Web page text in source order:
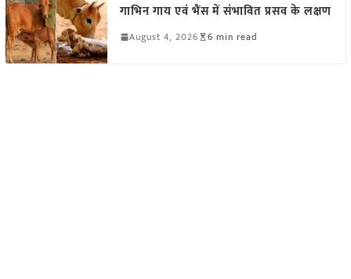
गाभिन गाय एवं भैंस में संभावित प्रसव के लक्षण
August 4, 2026 6 min read